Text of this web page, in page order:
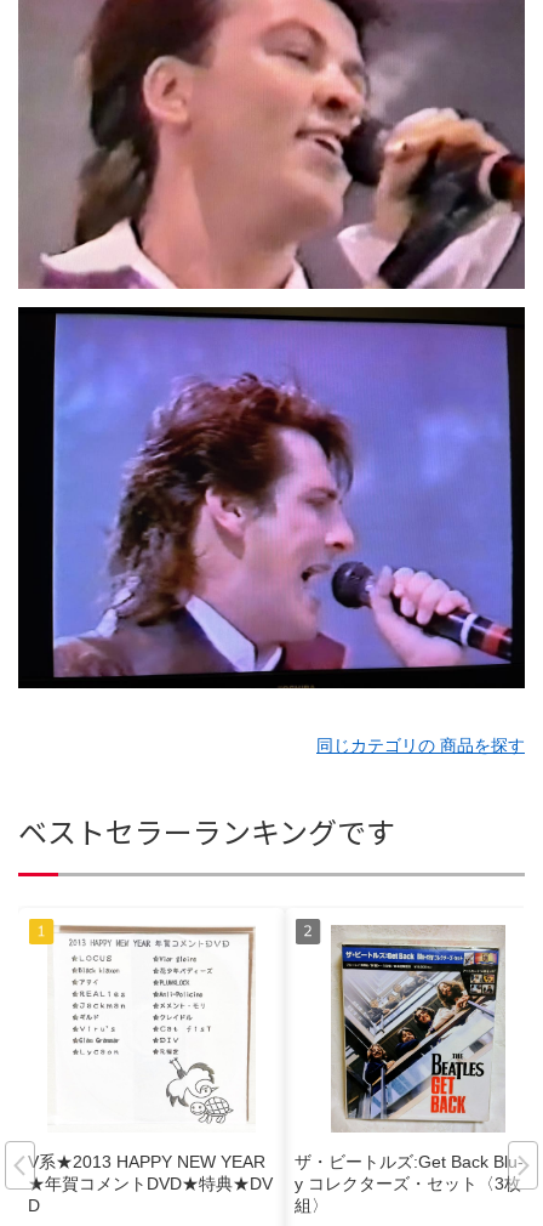
同じカテゴリの 商品を探す
ベストセラーランキングです
V系★2013 HAPPY NEW YEAR
★年賀コメントDVD★特典★DV
D
ザ・ビートルズ:Get Back Blu-ra
y コレクターズ・セット〈3枚
組〉